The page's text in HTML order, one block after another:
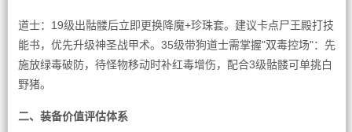
道士：19级出骷髅后立即更换降魔+珍珠套。建议卡点尸王殿打技
能书，优先升级神圣战甲术。35级带狗道士需掌握"双毒控场"：先
施放绿毒破防，待怪物移动时补红毒增伤，配合3级骷髅可单挑白
野猪。
二、装备价值评估体系